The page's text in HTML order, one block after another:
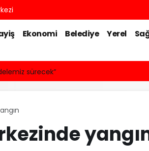
Ekonomi Belediye Yerel
sürecek”